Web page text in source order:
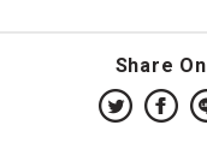
Share On